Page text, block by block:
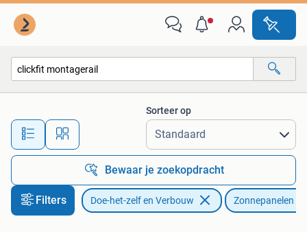
Alle afstanden…
Sorteer op
Bewaar je zoekopdracht
Filters Doe-het-zelf en Verbouw Zonnepanelen